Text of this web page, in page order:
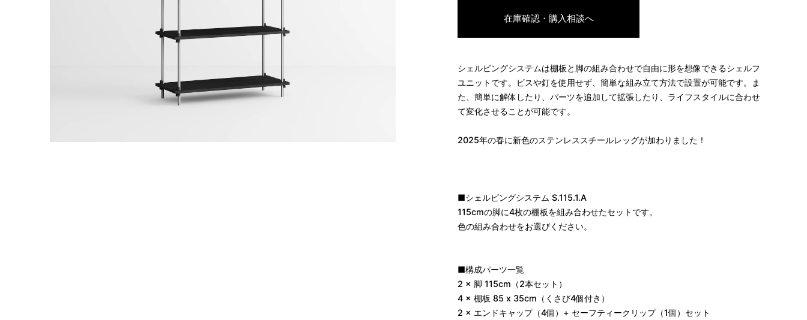
在庫確認・購入相談へ
シェルビングシステムは棚板と脚の組み合わせで自由に形を想像できるシェルフ
ユニットです。ビスや釘を使用せず、簡単な組み立て方法で設置が可能です。ま
た、簡単に解体したり、パーツを追加して拡張したり、ライフスタイルに合わせ
て変化させることが可能です。
2025年の春に新色のステンレススチールレッグが加わりました！
■シェルビングシステム S.115.1.A
115cmの脚に4枚の棚板を組み合わせたセットです。
色の組み合わせをお選びください。
■構成パーツ一覧
2 × 脚 115cm（2本セット）
4 × 棚板 85 x 35cm（くさび4個付き）
2 × エンドキャップ（4個）+ セーフティークリップ（1個）セット